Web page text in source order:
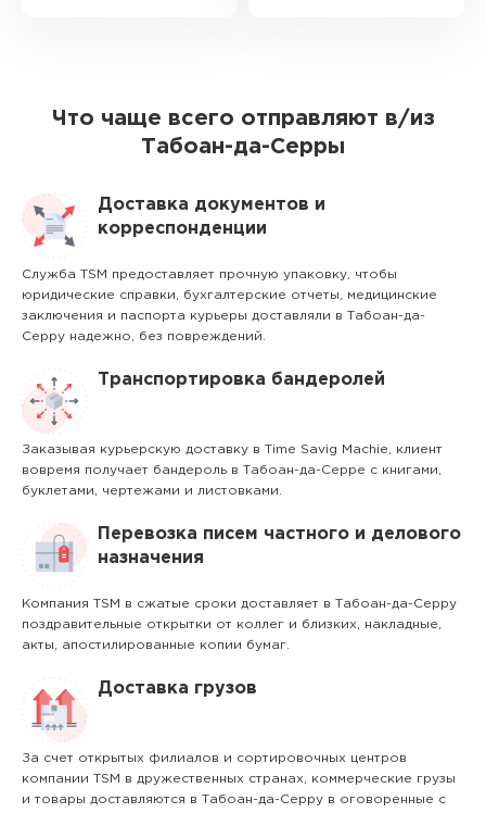
Что чаще всего отправляют в/из
Табоан-да-Серры
Доставка документов и
корреспонденции
Служба TSM предоставляет прочную упаковку, чтобы
юридические справки, бухгалтерские отчеты, медицинские
заключения и паспорта курьеры доставляли в Табоан-да-
Серру надежно, без повреждений.
Транспортировка бандеролей
Заказывая курьерскую доставку в Time Savig Machie, клиент
вовремя получает бандероль в Табоан-да-Серре с книгами,
буклетами, чертежами и листовками.
Перевозка писем частного и делового
назначения
Компания TSM в сжатые сроки доставляет в Табоан-да-Серру
поздравительные открытки от коллег и близких, накладные,
акты, апостилированные копии бумаг.
Доставка грузов
За счет открытых филиалов и сортировочных центров
компании TSM в дружественных странах, коммерческие грузы
и товары доставляются в Табоан-да-Серру в оговоренные с